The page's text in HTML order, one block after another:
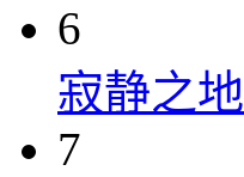
6
寂静之
7